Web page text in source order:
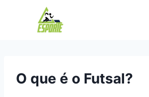
O que é o Futsal?